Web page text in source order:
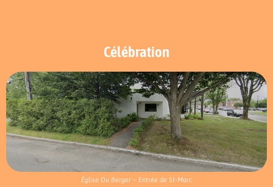
Célébration
Église Du Berger – Entrée de St-Marc